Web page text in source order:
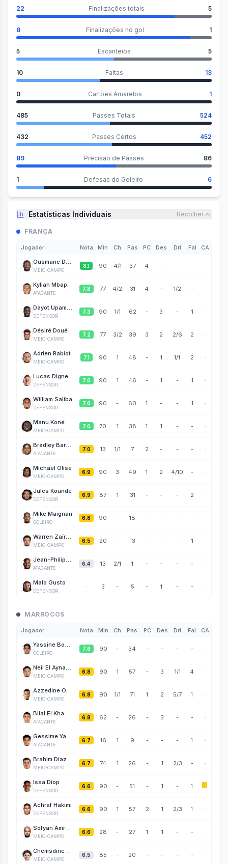
22 Finalizações totais 5
8 Finalizações no gol 1
5 Escanteios 5
10 Faltas 13
0 Cartões Amarelos 1
485 Passes Totais 524
432 Passes Certos 452
89 Precisão de Passes 86
1 Defesas do Goleiro 6
Estatísticas Individuais Recolher
FRANÇA
Jogador Nota Min Ch Pas PC Des Dri Fal
CA
Ousmane Dembélé
MEIO-CAMPO
8.1 90 4/1 37 4 - - - -
Kylian Mbappé
ATACANTE
7.8 77 4/2 31 4 - 1/2 - -
Dayot Upamecano
DEFENSOR
7.3 90 1/1 62 - 3 - 1 -
Désiré Doué
MEIO-CAMPO
7.2 77 3/2 39 3 2 2/6 2 -
Adrien Rabiot
MEIO-CAMPO
7.1 90 1 48 - 1 1/1 2 -
Lucas Digne
DEFENSOR
7.0 90 1 46 - 1 - 1 -
William Saliba
DEFENSOR
7.0 90 - 60 1 - - 1 -
Manu Koné
MEIO-CAMPO
7.0 70 1 38 1 1 - - -
Bradley Barcola
ATACANTE
7.0 13 1/1 7 2 - - - -
Michael Olise
MEIO-CAMPO
6.9 90 3 49 1 2 4/10 - -
Jules Koundé
DEFENSOR
6.9 87 1 31 - - - 2 -
Mike Maignan
GOLEIRO
6.8 90 - 18 - - - - -
Warren Zaïre-Emery
MEIO-CAMPO
6.5 20 - 13 - - - 1 -
Jean-Philippe Mateta
ATACANTE
6.4 13 2/1 1 - - - - -
Malo Gusto
DEFENSOR
- 3 - 5 - 1 - - -
MARROCOS
Jogador Nota Min Ch Pas PC Des Dri Fal
CA
Yassine Bounou
GOLEIRO
7.6 90 - 34 - - - - -
Neil El Aynaoui
MEIO-CAMPO
6.8 90 1 57 - 3 1/1 4 -
Azzedine Ounahi
MEIO-CAMPO
6.8 90 1/1 71 1 2 5/7 1 -
Bilal El Khannouss
ATACANTE
6.8 62 - 26 - 3 - - -
Gessime Yassine
ATACANTE
6.7 16 1 9 - - - 1 -
Brahim Díaz
MEIO-CAMPO
6.7 74 1 26 - 1 2/3 - -
Issa Diop
DEFENSOR
6.6 90 - 51 - 1 - 1
Achraf Hakimi
DEFENSOR
6.6 90 1 57 2 1 2/3 1 -
Sofyan Amrabat
MEIO-CAMPO
6.6 28 - 27 1 1 - - -
Chemsdine Talbi
MEIO-CAMPO
6.5 85 - 20 - - - - -